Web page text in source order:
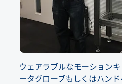
ウェアラブルなモーション
ータグローブもしくはハン